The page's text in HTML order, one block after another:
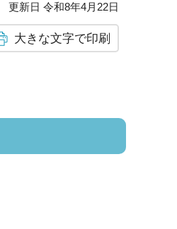
更新日 令和8年4月22日
大きな文字で印刷